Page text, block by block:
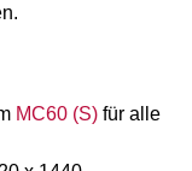
MC60 (S) für alle